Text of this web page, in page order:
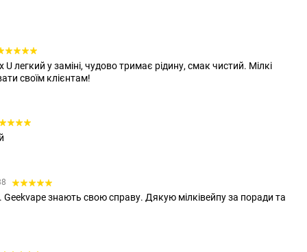
легкий у заміні, чудово тримає рідину, смак чистий. Мілкі
своїм клієнтам!
Geekvape знають свою справу. Дякую мілківейпу за поради та